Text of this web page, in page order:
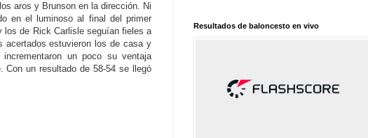
aros y Brunson en la dirección. Ni
en el luminoso al final del primer
los de Rick Carlisle seguían fieles a
estuvieron los de casa y
un poco su ventaja
Con un resultado de 58-54 se llegó
Resultados de baloncesto en vivo